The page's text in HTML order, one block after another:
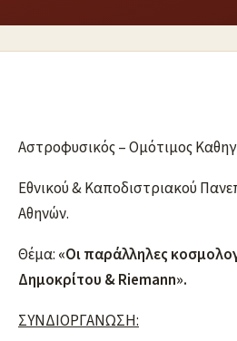
Αστροφυσικός – Ομότιμος
Εθνικού & Καποδιστριακού
Αθηνών.
Θέμα: «Οι παράλληλες
Δημοκρίτου & Riemann».
ΣΥΝΔΙΟΡΓΑΝΩΣΗ: